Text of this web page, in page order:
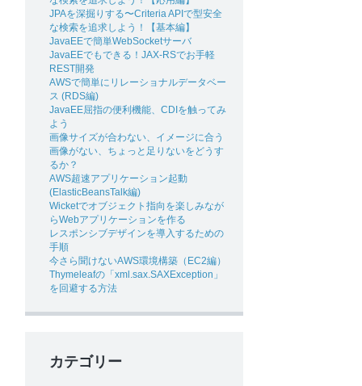
JPAを深掘りする〜Criteria APIで型安全
な検索を追求しよう！【基本編】
JavaEEで簡単WebSocketサーバ
JavaEEでもできる！JAX-RSでお手軽
REST開発
AWSで簡単にリレーショナルデータベー
ス (RDS編)
JavaEE屈指の便利機能、CDIを触ってみ
よう
画像サイズが合わない、イメージに合う
画像がない、ちょっと足りないをどうす
るか？
AWS超速アプリケーション起動
(ElasticBeansTalk編)
Wicketでオブジェクト指向を楽しみなが
らWebアプリケーションを作る
レスポンシブデザインを導入するための
手順
今さら聞けないAWS環境構築（EC2編）
Thymeleafの「xml.sax.SAXException」
を回避する方法
カテゴリー